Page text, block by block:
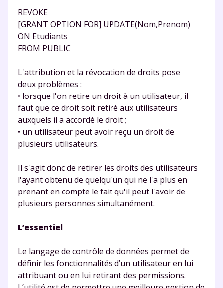
REVOKE
[GRANT OPTION FOR] UPDATE(Nom,Prenom)
ON Etudiants
FROM PUBLIC
L'attribution et la révocation de droits pose
deux problèmes :
• lorsque l'on retire un droit à un utilisateur, il
faut que ce droit soit retiré aux utilisateurs
auxquels il a accordé le droit ;
• un utilisateur peut avoir reçu un droit de
plusieurs utilisateurs.
Il s'agit donc de retirer les droits des utilisateurs
l'ayant obtenu de quelqu'un qui ne l'a plus en
prenant en compte le fait qu'il peut l'avoir de
plusieurs personnes simultanément.
L’essentiel
Le langage de contrôle de données permet de
définir les fonctionnalités d’un utilisateur en lui
attribuant ou en lui retirant des permissions.
année scolaire ?
Testez gratuitement
pendant 24h notre
plateforme de soutien
scolaire !
corrigés
podcasts de révisions
Un espace dédié aux parents
pour
suivre les progrès
Tout le programme scolaire du CP à
la Terminale
Des profs expérimentés disponibles
vidéo